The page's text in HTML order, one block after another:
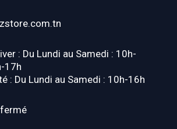
: Du Lundi au Samedi : 10h-
17h
: Du Lundi au Samedi : 10h-16h